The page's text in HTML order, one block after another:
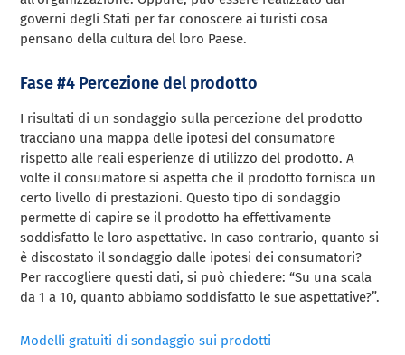
governi degli Stati per far conoscere ai turisti cosa
pensano della cultura del loro Paese.
Fase #4 Percezione del prodotto
I risultati di un sondaggio sulla percezione del prodotto
tracciano una mappa delle ipotesi del consumatore
rispetto alle reali esperienze di utilizzo del prodotto. A
volte il consumatore si aspetta che il prodotto fornisca un
certo livello di prestazioni. Questo tipo di sondaggio
permette di capire se il prodotto ha effettivamente
soddisfatto le loro aspettative. In caso contrario, quanto si
è discostato il sondaggio dalle ipotesi dei consumatori?
Per raccogliere questi dati, si può chiedere: “Su una scala
da 1 a 10, quanto abbiamo soddisfatto le sue aspettative?”.
Modelli gratuiti di sondaggio sui prodotti